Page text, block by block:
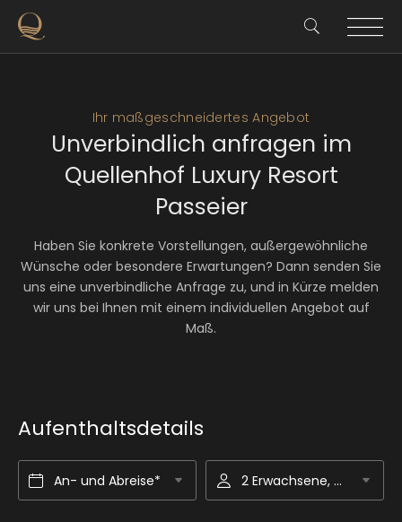
Unverbindlich anfragen im
Quellenhof Luxury Resort
Passeier
Ihr maßgeschneidertes Angebot
Haben Sie konkrete Vorstellungen, außergewöhnliche
Wünsche oder besondere Erwartungen? Dann senden Sie
uns eine unverbindliche Anfrage zu, und in Kürze melden
wir uns bei Ihnen mit einem individuellen Angebot auf
Maß.
Aufenthaltsdetails
An- und Abreise* 2 Erwachsene, Gourmet-Halbpension